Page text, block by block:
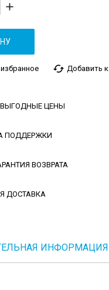
add
cached Добавить
ЦЕНЫ
ПОДДЕРЖКИ
ВОЗВРАТА
ДОСТАВКА
ИНФОРМАЦИЯ